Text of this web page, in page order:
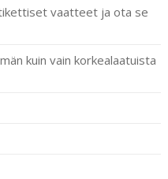
vaatteet ja ota se
kuin vain korkealaatuista